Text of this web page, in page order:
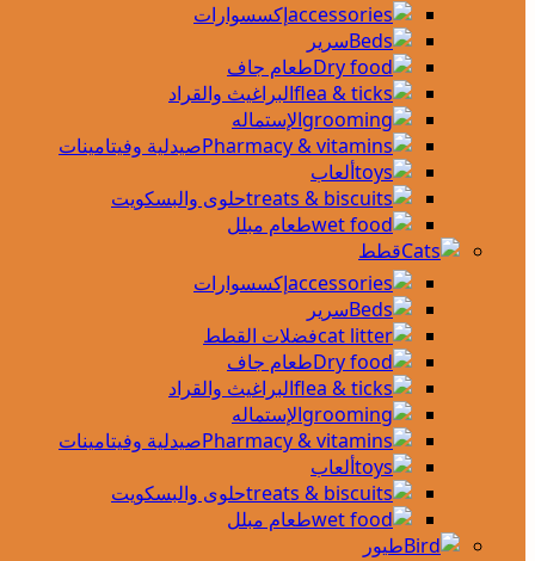
إكسسوارات
سرير
طعام جاف
البراغيث والقراد
الإستماله
صيدلية وفيتامينات
ألعاب
حلوى والبسكويت
طعام مبلل
قطط
إكسسوارات
سرير
فضلات القطط
طعام جاف
البراغيث والقراد
الإستماله
صيدلية وفيتامينات
ألعاب
حلوى والبسكويت
طعام مبلل
طيور